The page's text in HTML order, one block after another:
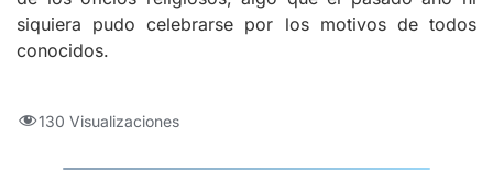
siquiera pudo celebrarse por los motivos de todos
conocidos.
130 Visualizaciones